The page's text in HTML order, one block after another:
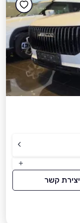
יצירת קשר